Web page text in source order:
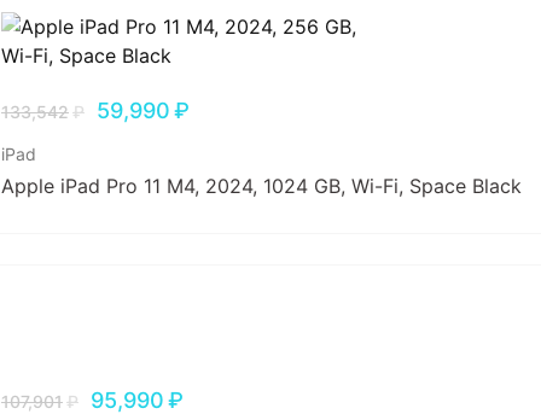
133,542₽ 59,990₽
iPad
Apple iPad Pro 11 M4, 2024, 1024 GB, Wi-Fi, Space Black
107,901₽ 95,990₽